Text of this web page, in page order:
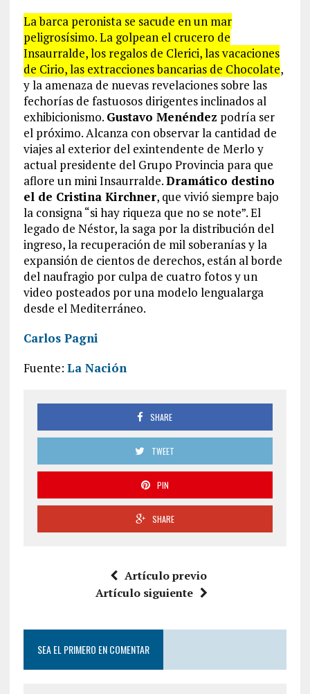
La barca peronista se sacude en un mar
peligrosísimo. La golpean el crucero de
Insaurralde, los regalos de Clerici, las vacaciones
de Cirio, las extracciones bancarias de Chocolate,
y la amenaza de nuevas revelaciones sobre las
fechorías de fastuosos dirigentes inclinados al
exhibicionismo. Gustavo Menéndez podría ser
el próximo. Alcanza con observar la cantidad de
viajes al exterior del exintendente de Merlo y
actual presidente del Grupo Provincia para que
aflore un mini Insaurralde.Dramático destino
el de Cristina Kirchner, que vivió siempre bajo
la consigna “si hay riqueza que no se note”. El
legado de Néstor, la saga por la distribución del
ingreso, la recuperación de mil soberanías y la
expansión de cientos de derechos, están al borde
del naufragio por culpa de cuatro fotos y un
video posteados por una modelo lengualarga
desde el Mediterráneo.
Carlos Pagni
Fuente: La Nación
SHARE
TWEET
PIN
SHARE
Artículo previo
Artículo siguiente
SEA EL PRIMERO EN COMENTAR